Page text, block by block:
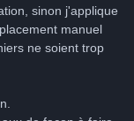
sinon j'applique
manuel
ne soient trop